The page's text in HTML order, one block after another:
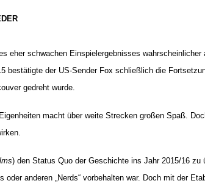
eher schwachen Einspielergebnisses
bestätigte der US-Sender Fox schließlich die
gedreht wurde.
macht über weite Strecken großen Spaß.
) den Status Quo der Geschichte ins Jahr 2015/16 zu
anderen „Nerds“ vorbehalten war. Doch mit der